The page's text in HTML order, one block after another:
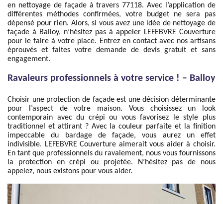
en nettoyage de façade à travers 77118. Avec l’application de
différentes méthodes confirmées, votre budget ne sera pas
dépensé pour rien. Alors, si vous avez une idée de nettoyage de
façade à Balloy, n’hésitez pas à appeler LEFEBVRE Couverture
pour le faire à votre place. Entrez en contact avec nos artisans
éprouvés et faites votre demande de devis gratuit et sans
engagement.
Ravaleurs professionnels à votre service ! – Balloy
Choisir une protection de façade est une décision déterminante
pour l’aspect de votre maison. Vous choisissez un look
contemporain avec du crépi ou vous favorisez le style plus
traditionnel et attirant ? Avec la couleur parfaite et la finition
impeccable du bardage de façade, vous aurez un effet
indivisible. LEFEBVRE Couverture aimerait vous aider à choisir.
En tant que professionnels du ravalement, nous vous fournissons
la protection en crépi ou projetée. N’hésitez pas de nous
appelez, nous existons pour vous aider.